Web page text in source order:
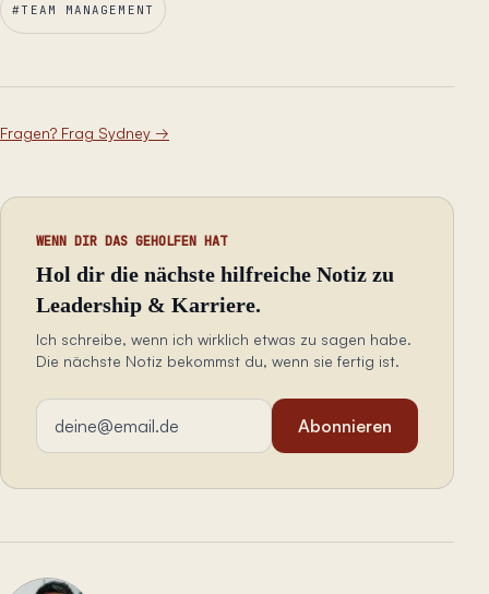
#TEAM MANAGEMENT
Fragen? Frag Sydney →
WENN DIR DAS GEHOLFEN HAT
Hol dir die nächste hilfreiche Notiz zu
Leadership & Karriere.
Ich schreibe, wenn ich wirklich etwas zu sagen habe.
Die nächste Notiz bekommst du, wenn sie fertig ist.
E-Mail-Adresse
Abonnieren